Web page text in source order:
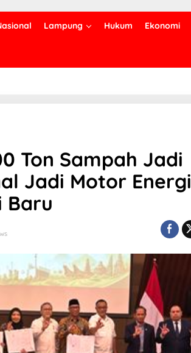
Lampung Hukum Ekonomi
Ton Sampah Jadi
Jadi Motor Energi
Baru